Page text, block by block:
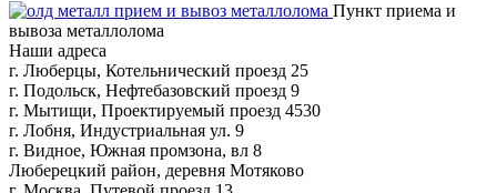
Пункт приема и
вывоза металлолома
Наши адреса
г. Люберцы, Котельнический проезд 25
г. Подольск, Нефтебазовский проезд 9
г. Мытищи, Проектируемый проезд 4530
г. Лобня, Индустриальная ул. 9
г. Видное, Южная промзона, вл 8
Люберецкий район, деревня Мотяково